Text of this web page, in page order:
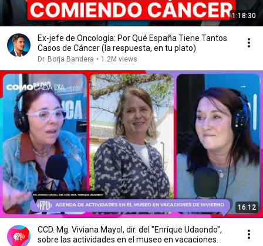
1:18:30
Ex-jefe de Oncología: Por Qué España Tiene Tantos
Casos de Cáncer (la respuesta, en tu plato)
Dr. Borja Bandera • 1.2M views
16:12
CCD. Mg. Viviana Mayol, dir. del "Enríque Udaondo",
sobre las actividades en el museo en vacaciones.